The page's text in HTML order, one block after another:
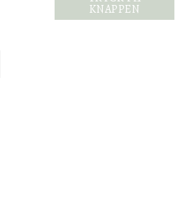
KNAPPEN